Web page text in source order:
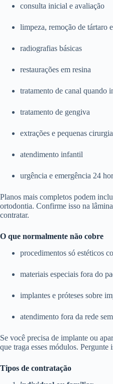
consulta inicial e avaliação
limpeza, remoção de tártaro
radiografias básicas
restaurações em resina
tratamento de canal quando
tratamento de gengiva
extrações e pequenas
atendimento infantil
urgência e emergência 24
Planos mais completos podem
ortodontia. Confirme isso na
contratar.
O que normalmente não cobre
procedimentos só estéticos
materiais especiais fora do
implantes e próteses sobre
atendimento fora da rede
Se você precisa de implante ou
que traga esses módulos. Pergunte
Tipos de contratação